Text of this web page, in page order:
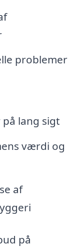
problemer
lang sigt
værdi og
af
på